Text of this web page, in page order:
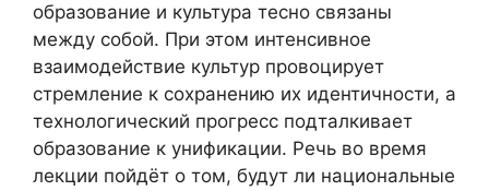
образование и культура тесно связаны
между собой. При этом интенсивное
взаимодействие культур провоцирует
стремление к сохранению их идентичности, а
технологический прогресс подталкивает
образование к унификации. Речь во время
лекции пойдёт о том, будут ли национальные